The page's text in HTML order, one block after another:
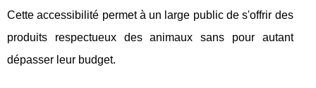
Cette accessibilité permet à un large public de s'offrir des
produits respectueux des animaux sans pour autant
dépasser leur budget.